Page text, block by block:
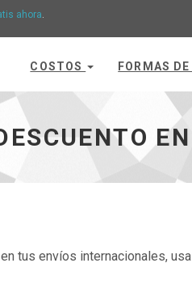
ahora.
COSTOS FORMAS DE
tus envíos internacionales,